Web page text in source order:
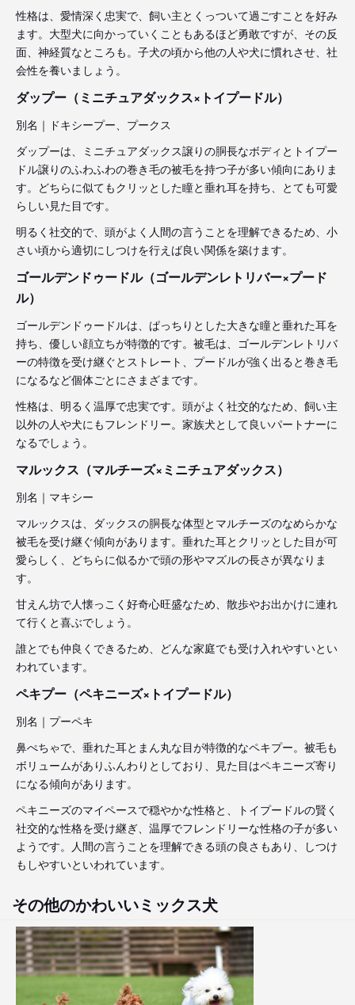
性格は、愛情深く忠実で、飼い主とくっついて過ごすことを好み
ます。大型犬に向かっていくこともあるほど勇敢ですが、その反
面、神経質なところも。子犬の頃から他の人や犬に慣れさせ、社
会性を養いましょう。
ダップー（ミニチュアダックス×トイプードル）
別名｜ドキシープー、プークス
ダップーは、ミニチュアダックス譲りの胴長なボディとトイプー
ドル譲りのふわふわの巻き毛の被毛を持つ子が多い傾向にありま
す。どちらに似てもクリッとした瞳と垂れ耳を持ち、とても可愛
らしい見た目です。
明るく社交的で、頭がよく人間の言うことを理解できるため、小
さい頃から適切にしつけを行えば良い関係を築けます。
ゴールデンドゥードル（ゴールデンレトリバー×プード
ル）
ゴールデンドゥードルは、ぱっちりとした大きな瞳と垂れた耳を
持ち、優しい顔立ちが特徴的です。被毛は、ゴールデンレトリバ
ーの特徴を受け継ぐとストレート、プードルが強く出ると巻き毛
になるなど個体ごとにさまざまです。
性格は、明るく温厚で忠実です。頭がよく社交的なため、飼い主
以外の人や犬にもフレンドリー。家族犬として良いパートナーに
なるでしょう。
マルックス（マルチーズ×ミニチュアダックス）
別名｜マキシー
マルックスは、ダックスの胴長な体型とマルチーズのなめらかな
被毛を受け継ぐ傾向があります。垂れた耳とクリッとした目が可
愛らしく、どちらに似るかで頭の形やマズルの長さが異なりま
す。
甘えん坊で人懐っこく好奇心旺盛なため、散歩やお出かけに連れ
て行くと喜ぶでしょう。
誰とでも仲良くできるため、どんな家庭でも受け入れやすいとい
われています。
ペキプー（ペキニーズ×トイプードル）
別名｜プーペキ
鼻ぺちゃで、垂れた耳とまん丸な目が特徴的なペキプー。被毛も
ボリュームがありふんわりとしており、見た目はペキニーズ寄り
になる傾向があります。
ペキニーズのマイペースで穏やかな性格と、トイプードルの賢く
社交的な性格を受け継ぎ、温厚でフレンドリーな性格の子が多い
ようです。人間の言うことを理解できる頭の良さもあり、しつけ
もしやすいといわれています。
その他のかわいいミックス犬